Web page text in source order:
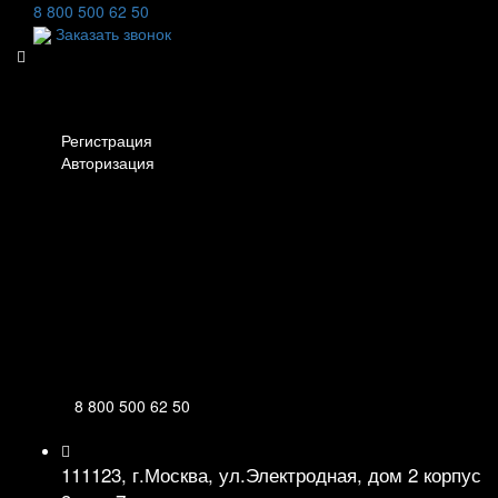
8 800 500 62 50
Заказать звонок
Регистрация
Авторизация
8 800 500 62 50
111123, г.Москва, ул.Электродная, дом 2 корпус